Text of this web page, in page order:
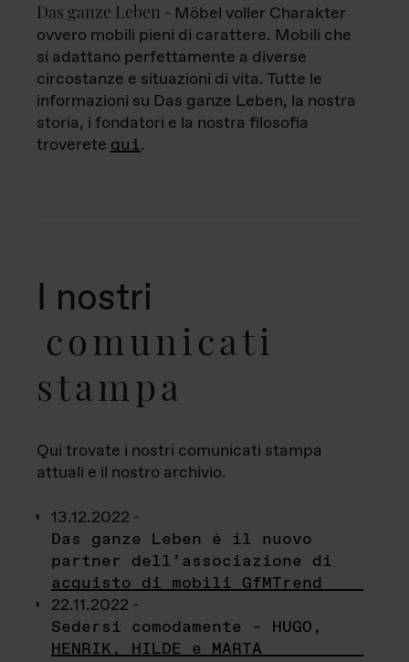
Das ganze Leben - Möbel voller Charakter
ovvero mobili pieni di carattere. Mobili che
si adattano perfettamente a diverse
circostanze e situazioni di vita. Tutte le
informazioni su Das ganze Leben, la nostra
storia, i fondatori e la nostra filosofia
troverete qui.
I nostri
comunicati
stampa
Qui trovate i nostri comunicati stampa
attuali e il nostro archivio.
13.12.2022 -
Das ganze Leben è il nuovo
partner dell’associazione di
acquisto di mobili GfMTrend
22.11.2022 -
Sedersi comodamente – HUGO,
HENRIK, HILDE e MARTA